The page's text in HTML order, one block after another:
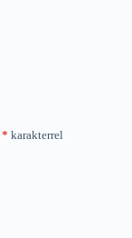
* karakterrel